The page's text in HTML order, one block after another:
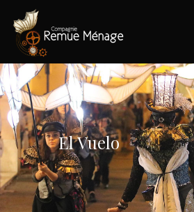
Hit enter to search or
El Vuelo